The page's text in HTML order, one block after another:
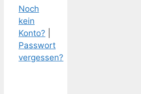
Noch
kein
Konto?
Passwort
vergessen?